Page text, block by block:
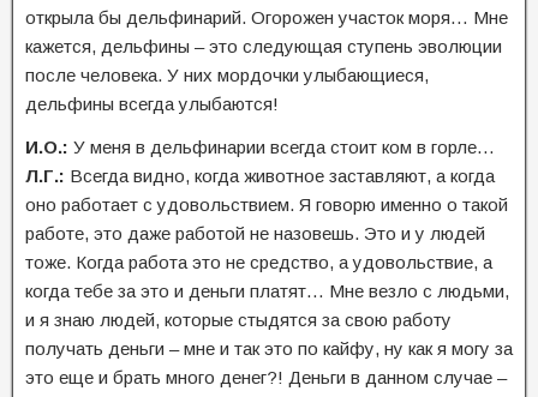
открыла бы дельфинарий. Огорожен участок моря… Мне
кажется, дельфины – это следующая ступень эволюции
после человека. У них мордочки улыбающиеся,
дельфины всегда улыбаются!
И.О.: У меня в дельфинарии всегда стоит ком в горле…
Л.Г.: Всегда видно, когда животное заставляют, а когда
оно работает с удовольствием. Я говорю именно о такой
работе, это даже работой не назовешь. Это и у людей
тоже. Когда работа это не средство, а удовольствие, а
когда тебе за это и деньги платят… Мне везло с людьми,
и я знаю людей, которые стыдятся за свою работу
получать деньги – мне и так это по кайфу, ну как я могу за
это еще и брать много денег?! Деньги в данном случае –